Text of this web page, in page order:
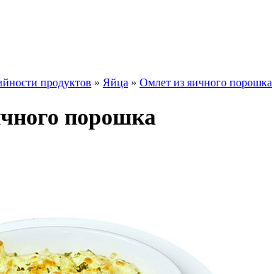
продуктов » Яйца » Омлет из яичного порошка
порошка